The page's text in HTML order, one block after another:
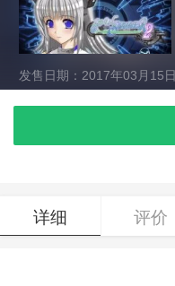
发售日期：2017年03月15日
详细 评价